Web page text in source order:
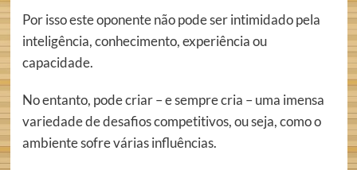
Por isso este oponente não pode ser intimidado pela
inteligência, conhecimento, experiência ou
capacidade.
No entanto, pode criar – e sempre cria – uma imensa
variedade de desafios competitivos, ou seja, como o
ambiente sofre várias influências.